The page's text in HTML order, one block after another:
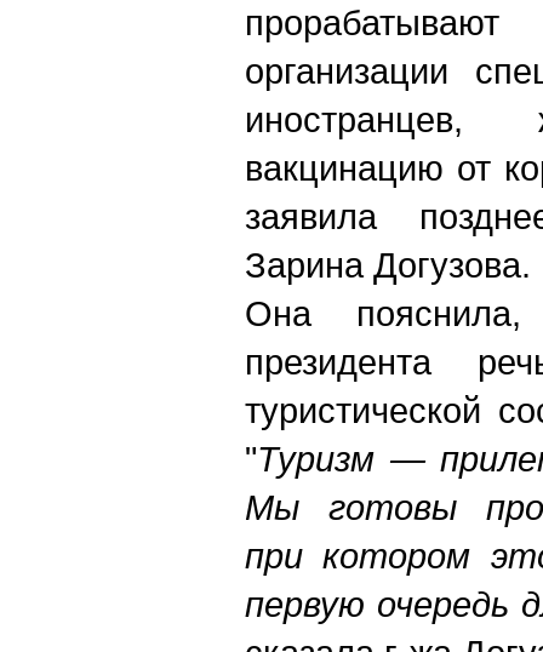
организации
вакцинацию от
заявила
Зарина Догузова.
Она
президента
туристической
"Туризм —
Мы готовы
при котором
первую очередь